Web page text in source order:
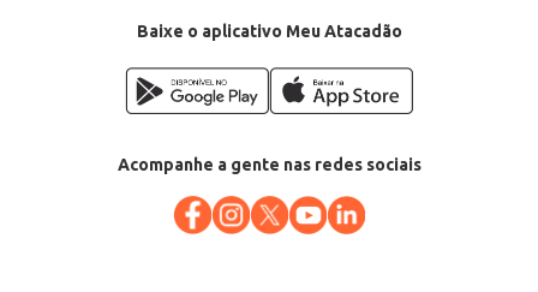
Baixe o aplicativo Meu Atacadão
Acompanhe a gente nas redes sociais